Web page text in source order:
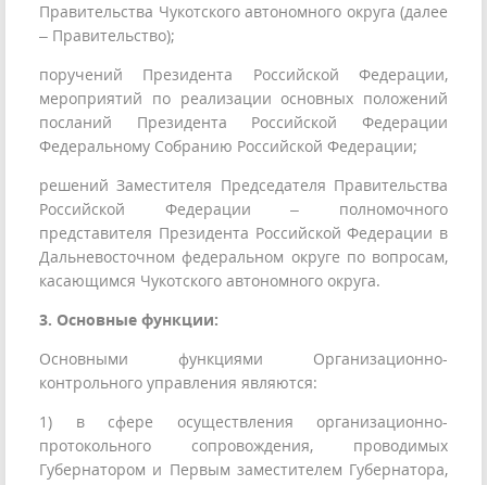
Правительства Чукотского автономного округа (далее
– Правительство);
поручений Президента Российской Федерации,
мероприятий по реализации основных положений
посланий Президента Российской Федерации
Федеральному Собранию Российской Федерации;
решений Заместителя Председателя Правительства
Российской Федерации – полномочного
представителя Президента Российской Федерации в
Дальневосточном федеральном округе по вопросам,
касающимся Чукотского автономного округа.
3. Основные функции:
Основными функциями Организационно-
контрольного управления являются:
1) в сфере осуществления организационно-
протокольного сопровождения, проводимых
Губернатором и Первым заместителем Губернатора,